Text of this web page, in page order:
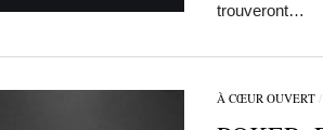
trouveront…
À CŒUR OUVERT